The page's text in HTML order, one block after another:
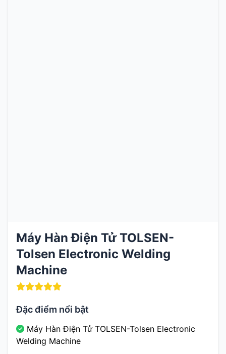
Máy Hàn Điện Tử TOLSEN-
Tolsen Electronic Welding
Machine
Đặc điểm nổi bật
Máy Hàn Điện Tử TOLSEN-Tolsen Electronic
Welding Machine